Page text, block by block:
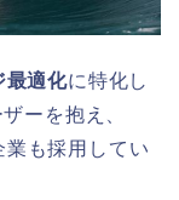
最適化に特化し
ーを抱え、
も採用してい